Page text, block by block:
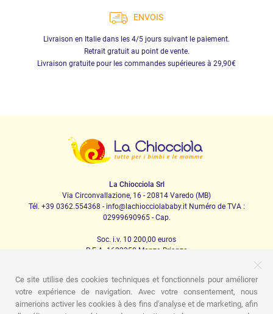
ENVOIS
Livraison en Italie dans les 4/5 jours suivant le paiement.
Retrait gratuit au point de vente.
Livraison gratuite pour les commandes supérieures à 29,90€
La Chiocciola Srl
Via Circonvallazione, 16 - 20814 Varedo (MB)
Tél. +39 0362.554368 - info@lachiocciolababy.it Numéro de TVA :
02999690965 - Cap.
Soc. i.v. 10 200,00 euros
R.E.A. 1622350 Monza Brianza
PRODOTTI
Ce site utilise des cookies techniques et fonctionnels pour améliorer
votre expérience de navigation. Avec votre consentement, nous
aimerions activer les cookies à des fins d'analyse et de marketing, afin